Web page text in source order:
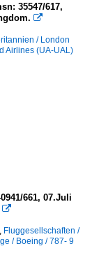
35547/617,

/ London
Airlines (UA-UAL)
661, 07.Juli

, Fluggesellschaften /
/ Boeing / 787- 9